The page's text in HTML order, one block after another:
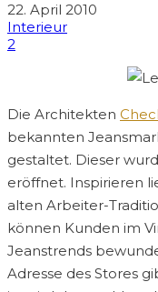
22. April 2010
Interieur
2
Die Architekten
bekannten
gestaltet. Dieser
eröffnet. Inspirieren
alten Arbeiter-
können Kunden im
Jeanstrends
Adresse des Stores